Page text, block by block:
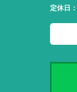
定休日：